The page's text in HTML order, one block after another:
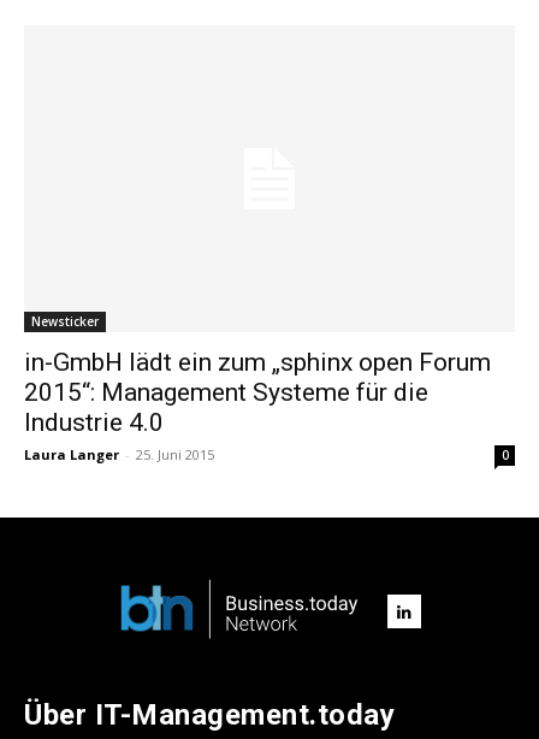
Newsticker
in-GmbH lädt ein zum „sphinx open Forum
2015“: Management Systeme für die
Industrie 4.0
Laura Langer - 25. Juni 2015 0
Über IT-Management.today